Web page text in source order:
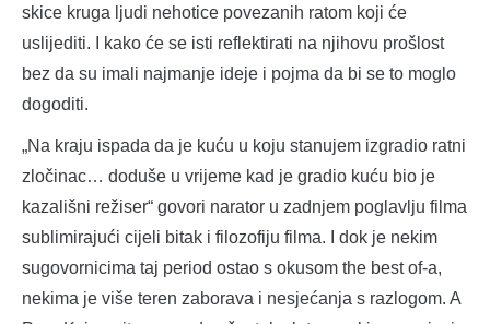
skice kruga ljudi nehotice povezanih ratom koji će
uslijediti. I kako će se isti reflektirati na njihovu prošlost
bez da su imali najmanje ideje i pojma da bi se to moglo
dogoditi.
„Na kraju ispada da je kuću u koju stanujem izgradio ratni
zločinac… doduše u vrijeme kad je gradio kuću bio je
kazališni režiser“ govori narator u zadnjem poglavlju filma
sublimirajući cijeli bitak i filozofiju filma. I dok je nekim
sugovornicima taj period ostao s okusom the best of-a,
nekima je više teren zaborava i nesjećanja s razlogom. A